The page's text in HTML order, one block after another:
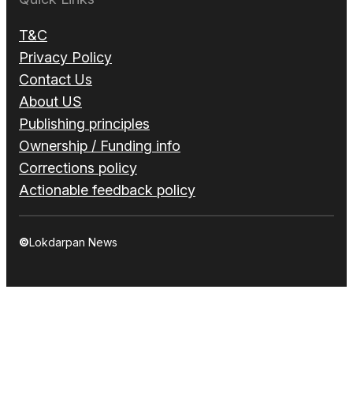
T&C
Privacy Policy
Contact Us
About US
Publishing principles
Ownership / Funding info
Corrections policy
Actionable feedback policy
©Lokdarpan News